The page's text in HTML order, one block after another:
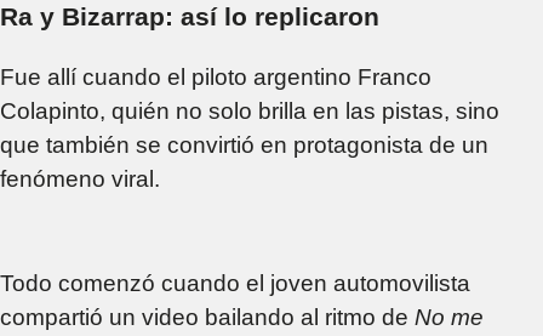
Ra y Bizarrap: así lo replicaron
Fue allí cuando el piloto argentino Franco
Colapinto, quién no solo brilla en las pistas, sino
que también se convirtió en protagonista de un
fenómeno viral.
Todo comenzó cuando el joven automovilista
compartió un video bailando al ritmo de No me